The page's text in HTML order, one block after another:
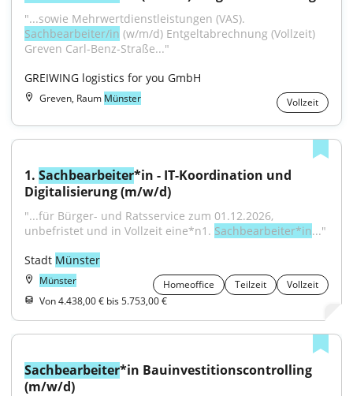
Sachbearbeiter/in (w/m/d) Entgeltabrechnung (Vollzeit)
Greven Carl-Benz-Straße..."
GREIWING logistics for you GmbH
Greven, Raum Münster Vollzeit
1. Sachbearbeiter*in - IT-Koordination und
Digitalisierung (m/w/d)
"...für Bürger- und Ratsservice zum 01.12.2026,
unbefristet und in Vollzeit eine*n1. Sachbearbeiter*in..."
Stadt Münster
Münster Homeoffice Teilzeit
Vollzeit
Von 4.438,00 € bis 5.753,00 €
Sachbearbeiter*in Bauinvestitionscontrolling
(m/w/d)